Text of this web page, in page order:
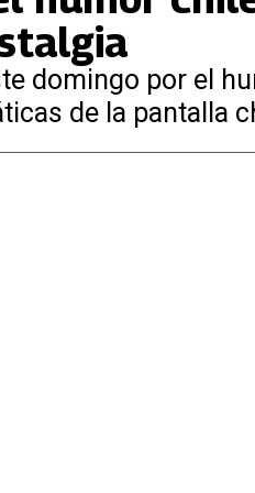
domingo por el
de la pantalla